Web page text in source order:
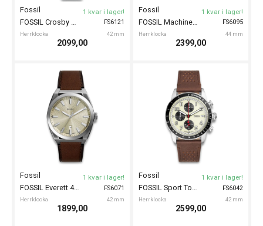
FS6121
Fossil
Herrklocka 42 mm
1 kvar i lager!
2099,00
FS6095
Fossil
Herrklocka 44 mm
FOSSIL Machine Chronograph 44mm
1 kvar i lager!
2399,00
FS6071
Fossil
Herrklocka 42 mm
FOSSIL Everett 42mm
1 kvar i lager!
1899,00
FS6042
Fossil
Herrklocka 42 mm
FOSSIL Sport Tourer Chronograph 42mm
1 kvar i lager!
2599,00